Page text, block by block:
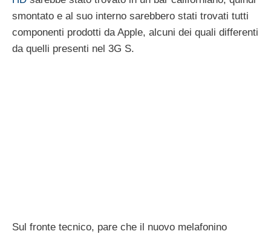
smontato e al suo interno sarebbero stati trovati tutti
componenti prodotti da Apple, alcuni dei quali differenti
da quelli presenti nel 3G S.
Sul fronte tecnico, pare che il nuovo melafonino